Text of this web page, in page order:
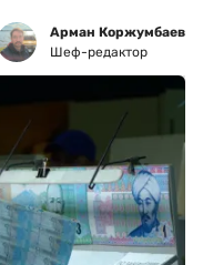
Арман Коржумбаев
Шеф-редактор